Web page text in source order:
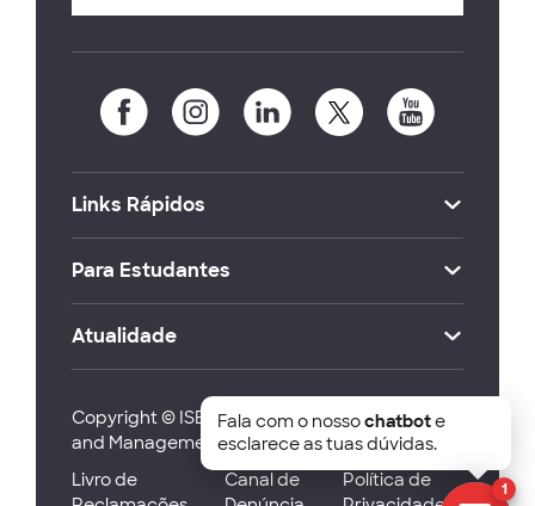
Links Rápidos
Para Estudantes
Atualidade
Copyright © ISEG Lisbon School of Economics
and Management 2026
Livro de
Canal de
Política de
1
Fala com o nossochatbote
esclarece as tuas dúvidas.